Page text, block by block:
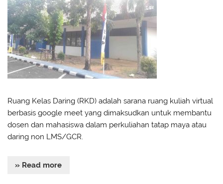
Ruang Kelas Daring (RKD) adalah sarana ruang kuliah virtual
berbasis google meet yang dimaksudkan untuk membantu
dosen dan mahasiswa dalam perkuliahan tatap maya atau
daring non LMS/GCR.
» Read more